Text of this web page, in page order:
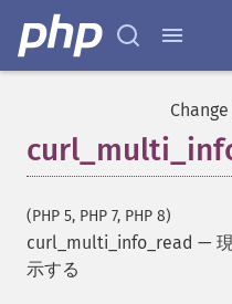
(PHP 5, PHP 7, PHP 8)
curl_multi_info_read —
示する